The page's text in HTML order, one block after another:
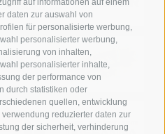
auf informationen auf einem
daten zur auswahl von
für personalisierte werbung,
personalisierter werbung,
von inhalten,
personalisierter inhalte,
der performance von
durch statistiken oder
quellen, entwicklung
reduzierter daten zur
der sicherheit, verhinderung